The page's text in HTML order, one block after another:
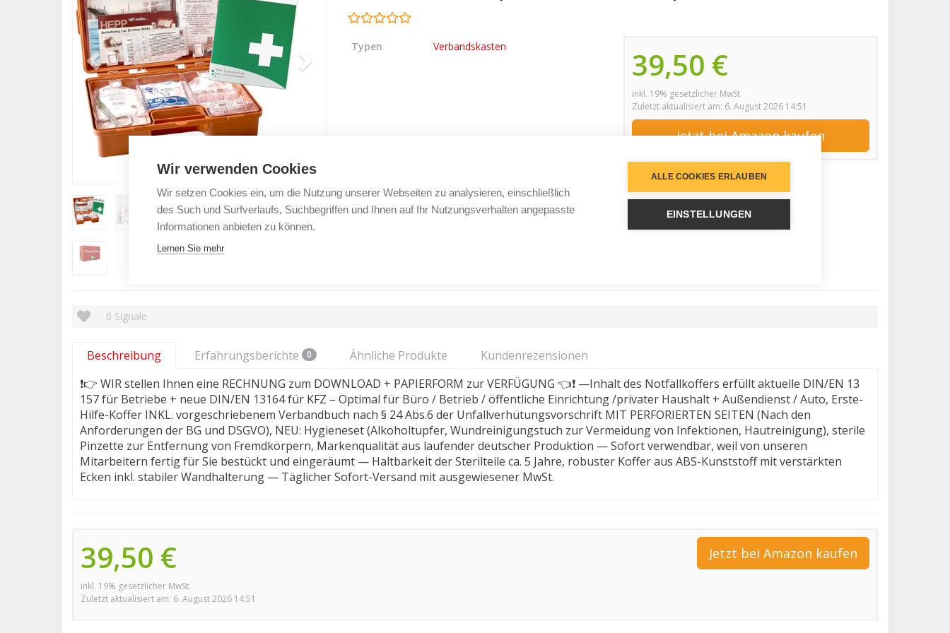
39,50 €
inkl. 19% gesetzlicher MwSt.
Zuletzt aktualisiert am: 6. August 2026 14:51
Jetzt bei Amazon kaufen
Typen Verbandskasten
0 Signale
Beschreibung Erfahrungsberichte 0 Ähnliche Produkte
Kundenrezensionen
❗👉 WIR stellen Ihnen eine RECHNUNG zum DOWNLOAD + PAPIERFORM zur VERFÜGUNG 👈❗ —Inhalt des Notfallkoffers erfüllt aktuelle DIN/EN 13
157 für Betriebe + neue DIN/EN 13164 für KFZ – Optimal für Büro / Betrieb / öffentliche Einrichtung /privater Haushalt + Außendienst / Auto, Erste-
Hilfe-Koffer INKL. vorgeschriebenem Verbandbuch nach § 24 Abs.6 der Unfallverhütungsvorschrift MIT PERFORIERTEN SEITEN (Nach den
Anforderungen der BG und DSGVO), NEU: Hygieneset (Alkoholtupfer, Wundreinigungstuch zur Vermeidung von Infektionen, Hautreinigung), sterile
Pinzette zur Entfernung von Fremdkörpern, Markenqualität aus laufender deutscher Produktion — Sofort verwendbar, weil von unseren
Mitarbeitern fertig für Sie bestückt und eingeräumt — Haltbarkeit der Sterilteile ca. 5 Jahre, robuster Koffer aus ABS-Kunststoff mit verstärkten
Ecken inkl. stabiler Wandhalterung — Täglicher Sofort-Versand mit ausgewiesener MwSt.
39,50 €
inkl. 19% gesetzlicher MwSt.
Zuletzt aktualisiert am: 6. August 2026 14:51
Jetzt bei Amazon kaufen
Wir verwenden Cookies
Wir setzen Cookies ein, um die Nutzung unserer Webseiten zu analysieren, einschließlich
des Such und Surfverlaufs, Suchbegriffen und Ihnen auf Ihr Nutzungsverhalten angepasste
Informationen anbieten zu können.
Lernen Sie mehr
ALLE COOKIES ERLAUBEN
EINSTELLUNGEN